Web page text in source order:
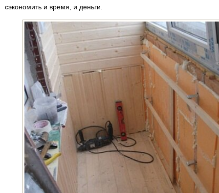
сэкономить и время, и деньги.